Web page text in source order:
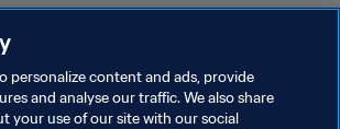
personalize content and ads, provide
and analyse our traffic. We also share
your use of our site with our social